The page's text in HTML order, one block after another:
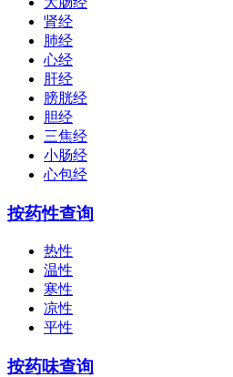
肾经
肺经
心经
肝经
膀胱经
胆经
三焦经
小肠经
心包经
按药性查询
热性
温性
寒性
凉性
平性
按药味查询